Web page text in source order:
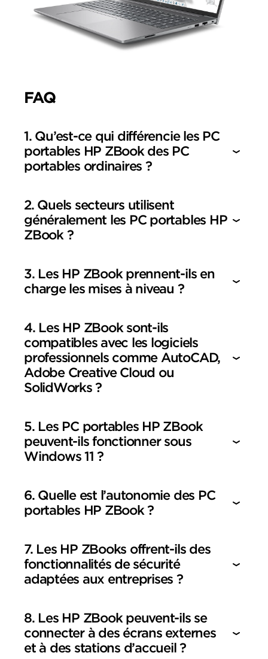
FAQ
1. Qu’est-ce qui différencie les PC
portables HP ZBook des PC
portables ordinaires ?
2. Quels secteurs utilisent
généralement les PC portables HP
ZBook ?
3. Les HP ZBook prennent-ils en
charge les mises à niveau ?
4. Les HP ZBook sont-ils
compatibles avec les logiciels
professionnels comme AutoCAD,
Adobe Creative Cloud ou
SolidWorks ?
5. Les PC portables HP ZBook
peuvent-ils fonctionner sous
Windows 11 ?
6. Quelle est l’autonomie des PC
portables HP ZBook ?
7. Les HP ZBooks offrent-ils des
fonctionnalités de sécurité
adaptées aux entreprises ?
8. Les HP ZBook peuvent-ils se
connecter à des écrans externes
et à des stations d’accueil ?